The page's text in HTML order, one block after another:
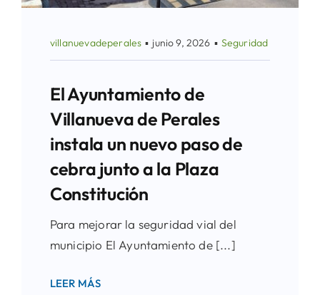
villanuevadeperales ▪ junio 9, 2026 ▪ Seguridad
El Ayuntamiento de
Villanueva de Perales
instala un nuevo paso de
cebra junto a la Plaza
Constitución
Para mejorar la seguridad vial del
municipio El Ayuntamiento de [...]
LEER MÁS